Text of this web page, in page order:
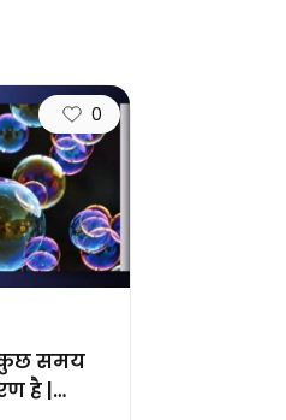
0
कुछ समय
है |